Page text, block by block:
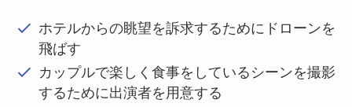
ホテルからの眺望を訴求するためにドローンを
飛ばす
カップルで楽しく食事をしているシーンを撮影
するために出演者を用意する